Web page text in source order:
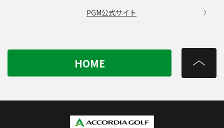
PGM公式サイト
HOME